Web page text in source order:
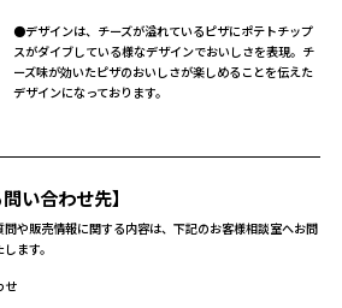
●デザインは、チーズが溢れているピザにポテトチップ
スがダイブしている様なデザインでおいしさを表現。チ
ーズ味が効いたピザのおいしさが楽しめることを伝えた
デザインになっております。
い合わせ先】
や販売情報に関する内容は、下記のお客様相談室へお問
ます。
せ